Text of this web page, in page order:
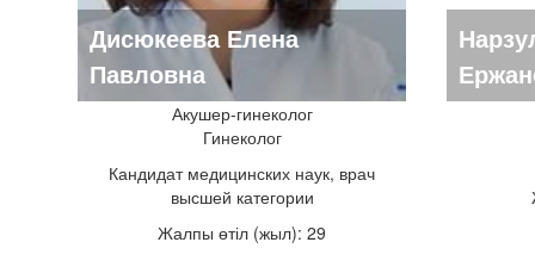
Дисюкеева Елена
Павловна
Акушер-гинеколог
Гинеколог
Кандидат медицинских наук, врач
высшей категории
Жалпы өтіл (жыл): 29